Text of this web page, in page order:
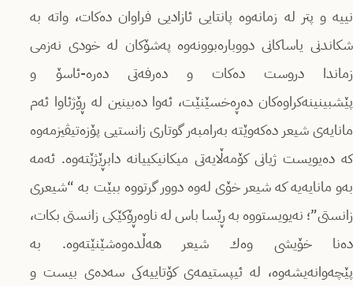
نییە و پتر لە زمانەوە پانتایى ئازادیى فراوان دەكات، واتە بە
شكاندنى یاساكانى دووبارەبوونەوە پەشۆكان لە خودى نەزمى
زماندا دروست دەكات و دەرفەتى دەرە-ئاسۆ و
پێشبینینەكراوەكان دەڕەخسێنێت، ئەوا دەبینین لە ڕۆژئاوا ئەم
مانایەى شیعر دەكەوێتە بەرامبەر گوتارى زانستیى پۆزەتیڤیزمەوە
كە دەیویست ژیانى كۆمەڵایەتى میكانیكییانە دابڕێژێتەوە. ئەمە
بەو مانایەیە كە شیعر خۆى لەوە دوور گرتووە ببێت بە “شیعرى
زانستى”؛ نەیویستووە بە ڕێسا باس لە ناوەڕۆكێكى زانستى بكات،
دەنا خۆیشى وەك شیعر هەڵدەوەشێنێتەوە. بە
پێچەوانەیشەوە، لە ئیپستیمەى كۆتاییەكى سەدەى بیست و